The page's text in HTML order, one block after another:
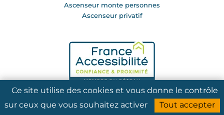
Ascenseur monte personnes
Ascenseur privatif
Ce site utilise des cookies et vous donne le contrôle
sur ceux que vous souhaitez activer
Tout accepter